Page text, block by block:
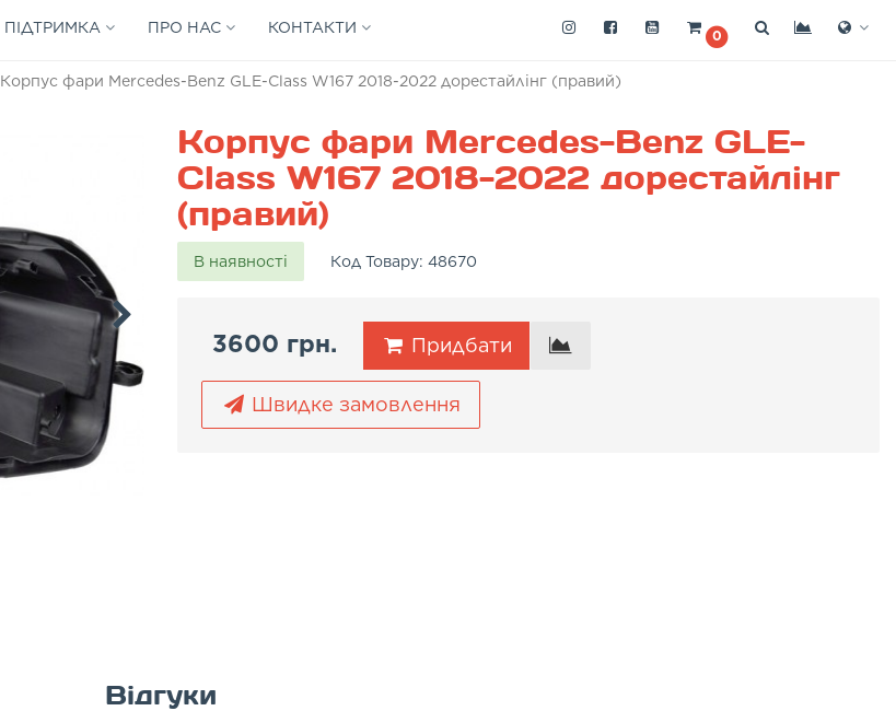
ПІДТРИМКА ПРО НАС КОНТАКТИ 0
Корпус фари Mercedes-Benz GLE-Class W167 2018-2022 дорестайлінг (правий)
Корпус фари Mercedes-Benz GLE-
Class W167 2018-2022 дорестайлінг
(правий)
В наявності Код Товару: 48670
3600 грн. Придбати
Швидке замовлення
Відгуки